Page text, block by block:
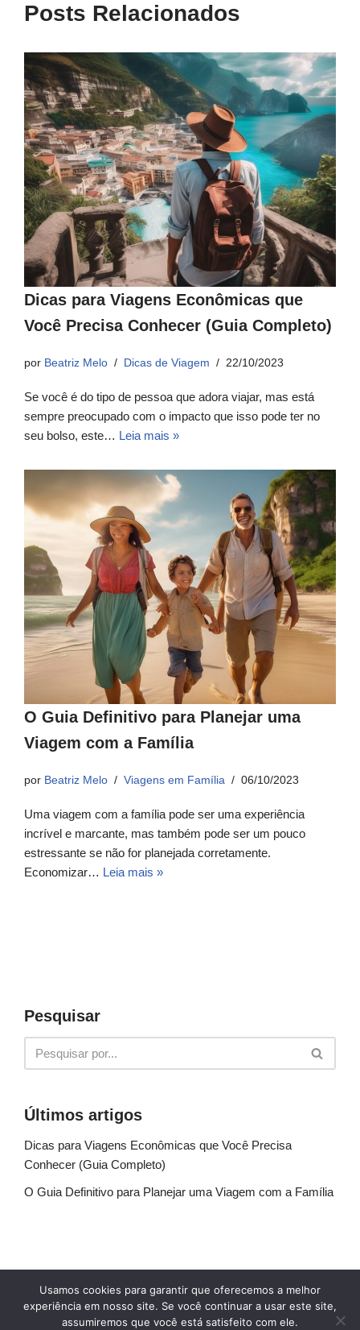
Posts Relacionados
Dicas para Viagens Econômicas que
Você Precisa Conhecer (Guia Completo)
por Beatriz Melo Dicas de Viagem 22/10/2023
Se você é do tipo de pessoa que adora viajar, mas está
sempre preocupado com o impacto que isso pode ter no
seu bolso, este… Leia mais »
O Guia Definitivo para Planejar uma
Viagem com a Família
por Beatriz Melo Viagens em Família 06/10/2023
Uma viagem com a família pode ser uma experiência
incrível e marcante, mas também pode ser um pouco
estressante se não for planejada corretamente.
Economizar… Leia mais »
Pesquisar
Últimos artigos
Dicas para Viagens Econômicas que Você Precisa
Conhecer (Guia Completo)
O Guia Definitivo para Planejar uma Viagem com a Família
Sobre Nós Fale conosco
Política de Privacidade
Termos de uso
Glossário Blog
Usamos cookies para garantir que oferecemos a melhor
experiência em nosso site. Se você continuar a usar este site,
assumiremos que você está satisfeito com ele.